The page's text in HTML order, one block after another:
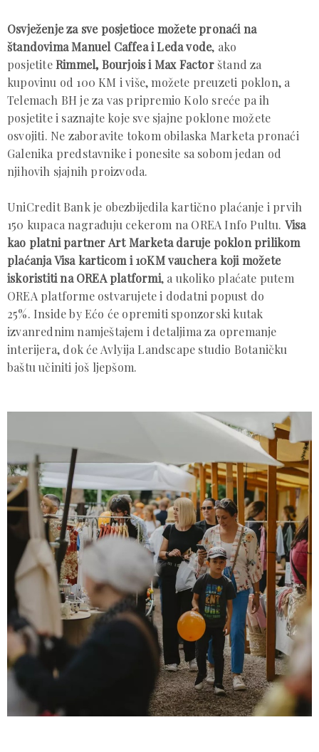
Osvježenje za sve posjetioce možete pronaći na
štandovima Manuel Caffea i Leda vode, ako
posjetiteRimmel, Bourjois i Max Factorštand za
kupovinu od 100 KM i više, možete preuzeti poklon, a
Telemach BH je za vas pripremio Kolo sreće pa ih
posjetite i saznajte koje sve sjajne poklone možete
osvojiti. Ne zaboravite tokom obilaska Marketa pronaći
Galenika predstavnike i ponesite sa sobom jedan od
njihovih sjajnih proizvoda.
UniCredit Bank je obezbijedila kartično plaćanje i prvih
150 kupaca nagrađuju cekerom na OREA Info Pultu. Visa
kao platni partner Art Marketa daruje poklon prilikom
plaćanja Visa karticom i 10KM vauchera koji možete
iskoristiti na OREA platformi, a ukoliko plaćate putem
OREA platforme ostvarujete i dodatni popust do
25%. Inside by Ećo će opremiti sponzorski kutak
izvanrednim namještajem i detaljima za opremanje
interijera, dok će Avlyija Landscape studio Botaničku
baštu učiniti još ljepšom.